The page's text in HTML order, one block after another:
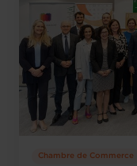
Chambre de Commerce